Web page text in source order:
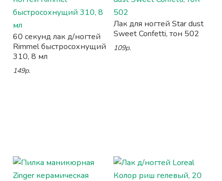
60 секунд лак д/ногтей
Rimmel быстросохнущий
310, 8 мл
149р.
Лак для ногтей Star dust
Sweet Confetti, тон 502
109р.